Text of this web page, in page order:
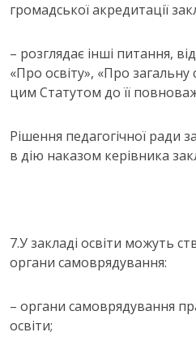
громадської акредитації
– розглядає інші питання,
«Про освіту», «Про
цим Статутом до її
Рішення педагогічної ради
в дію наказом керівника
7.У закладі освіти можуть
органи самоврядування:
– органи самоврядування
освіти;